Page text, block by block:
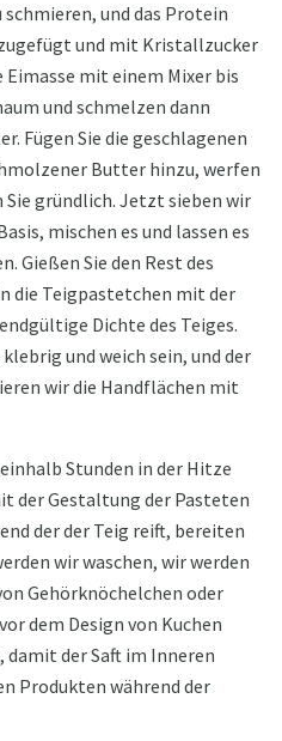
und das Protein
und mit Kristallzucker
mit einem Mixer bis
und schmelzen dann
Fügen Sie die geschlagenen
Butter hinzu, werfen
Sie gründlich. Jetzt sieben wir
mischen es und lassen es
Gießen Sie den Rest des
die Teigpastetchen mit der
Dichte des Teiges.
und weich sein, und der
wir die Handflächen mit
Stunden in der Hitze
der Gestaltung der Pasteten
der der Teig reift, bereiten
wir waschen, wir werden
Gehörknöchelchen oder
dem Design von Kuchen
der Saft im Inneren
Produkten während der